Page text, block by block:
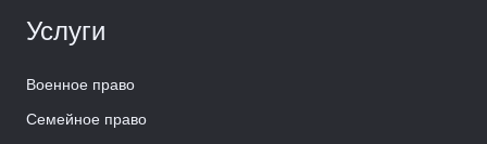
Услуги
Военное право
Семейное право